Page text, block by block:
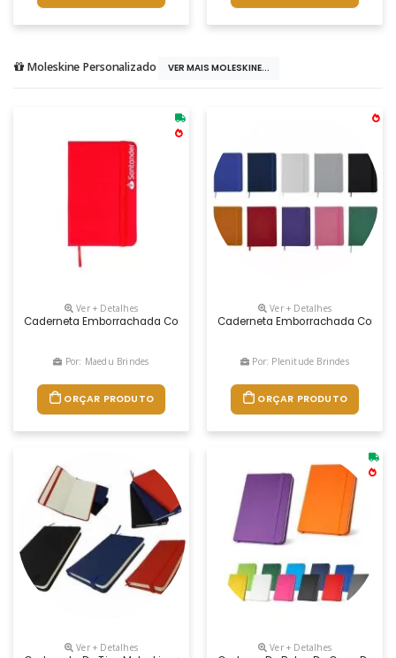
Moleskine Personalizado VER MAIS MOLESKINE...
Ver + Detalhes
Caderneta Emborrachada Com Marcador De Página Em Cetim E Fita
Por: Maedu Brindes
ORÇAR PRODUTO
Ver + Detalhes
Caderneta Emborrachada Com
Por: Plenitude Brindes
ORÇAR PRODUTO
Ver + Detalhes Ver + Detalhes